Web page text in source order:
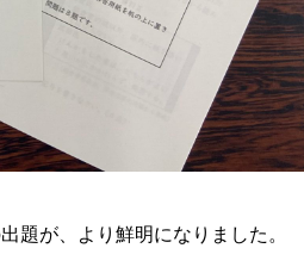
題が、より鮮明になりました。